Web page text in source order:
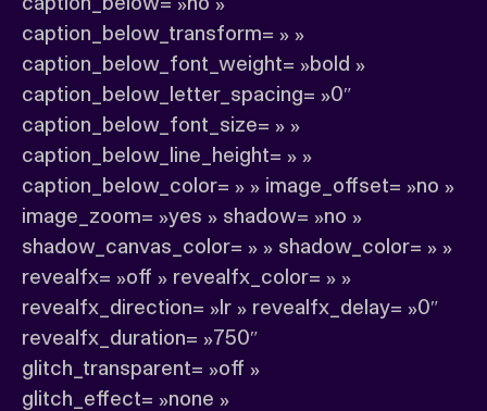
caption_below_transform= » »
caption_below_font_weight= »bold »
caption_below_letter_spacing= »0″
caption_below_font_size= » »
caption_below_line_height= » »
caption_below_color= » » image_offset= »no »
image_zoom= »yes » shadow= »no »
shadow_canvas_color= » » shadow_color= » »
revealfx= »off » revealfx_color= » »
revealfx_direction= »lr » revealfx_delay= »0″
revealfx_duration= »750″
glitch_transparent= »off »
glitch_effect= »none »